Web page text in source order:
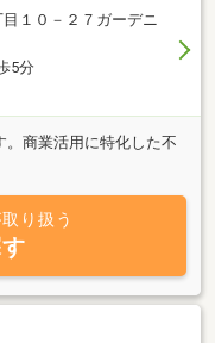
１０－２７ガーデニ
5分
商業活用に特化した不
り扱う